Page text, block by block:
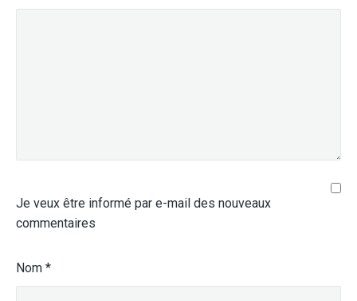
Je veux être informé par e-mail des nouveaux
commentaires
Nom *